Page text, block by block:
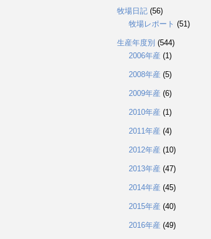
牧場日記 (56)
牧場レポート (51)
生産年度別 (544)
2006年産 (1)
2008年産 (5)
2009年産 (6)
2010年産 (1)
2011年産 (4)
2012年産 (10)
2013年産 (47)
2014年産 (45)
2015年産 (40)
2016年産 (49)